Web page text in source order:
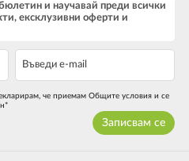
и научавай преди всички
ексклузивни оферти и
че приемам Общите условия и се
Записвам се